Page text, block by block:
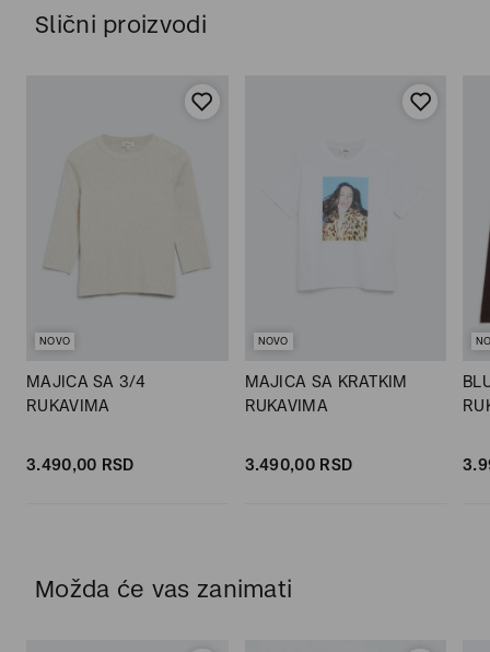
Slični proizvodi
NOVO
MAJICA SA 3/4
RUKAVIMA
3.490,00 RSD
NOVO
MAJICA SA KRATKIM
RUKAVIMA
3.490,00 RSD
Možda će vas zanimati